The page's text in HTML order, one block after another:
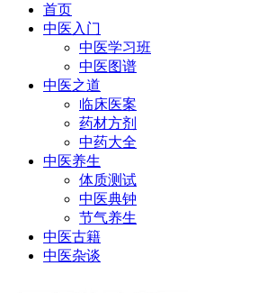
首页
中医入门
中医学习班
中医图谱
中医之道
临床医案
药材方剂
中药大全
中医养生
体质测试
中医典钟
节气养生
中医古籍
中医杂谈